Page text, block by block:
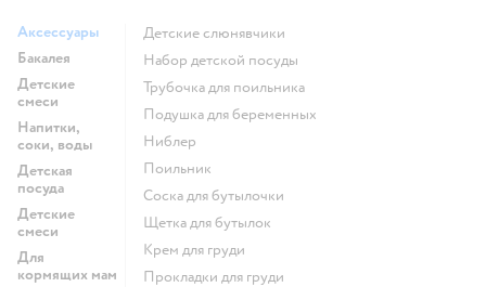
Аксессуары
Бакалея
Детские
смеси
Напитки,
соки, воды
Детская
посуда
Детские
смеси
Для
кормящих мам
Детские слюнявчики
набор детской посуды
трубочка для поильника
подушка для беременных
ниблер
поильник
соска для бутылочки
щетка для бутылок
крем для груди
прокладки для груди